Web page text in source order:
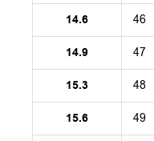
14.6 46
14.9 47
15.3 48
15.6 49